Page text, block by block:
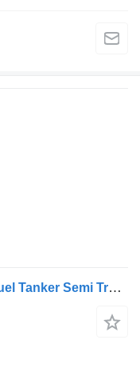
ZW-Trailer 45000L Carbon Steel Fuel Tanker Semi Trailer for UAE